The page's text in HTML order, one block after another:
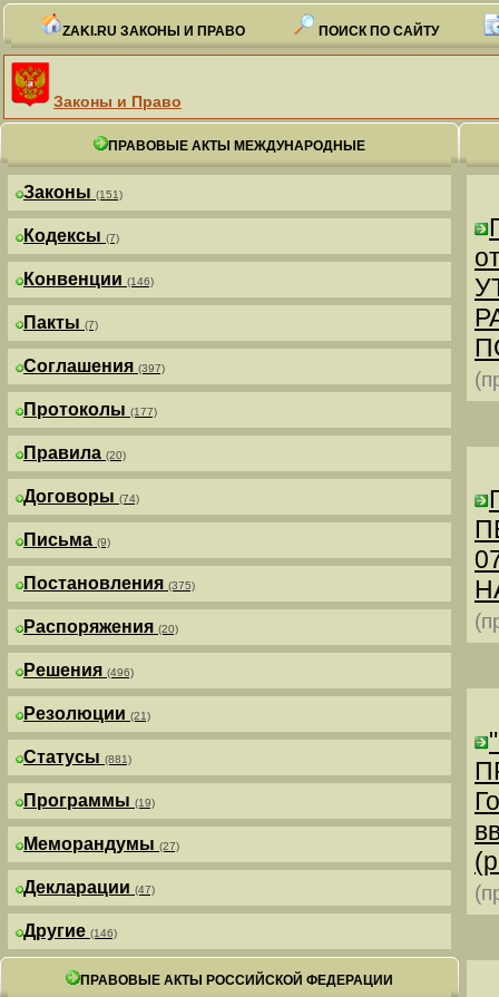
ZAKI.RU ЗАКОНЫ И ПРАВО ПОИСК ПО САЙТУ
Законы и Право
ПРАВОВЫЕ АКТЫ МЕЖДУНАРОДНЫЕ
Законы (151)
Кодексы (7)
Конвенции (146)
Пакты (7)
Соглашения (397)
Протоколы (177)
Правила (20)
Договоры (74)
Письма (9)
Постановления (375)
Распоряжения (20)
Решения (496)
Резолюции (21)
Статусы (881)
Программы (19)
Меморандумы (27)
Декларации (47)
Другие (146)
ПРАВОВЫЕ АКТЫ РОССИЙСКОЙ ФЕДЕРАЦИИ